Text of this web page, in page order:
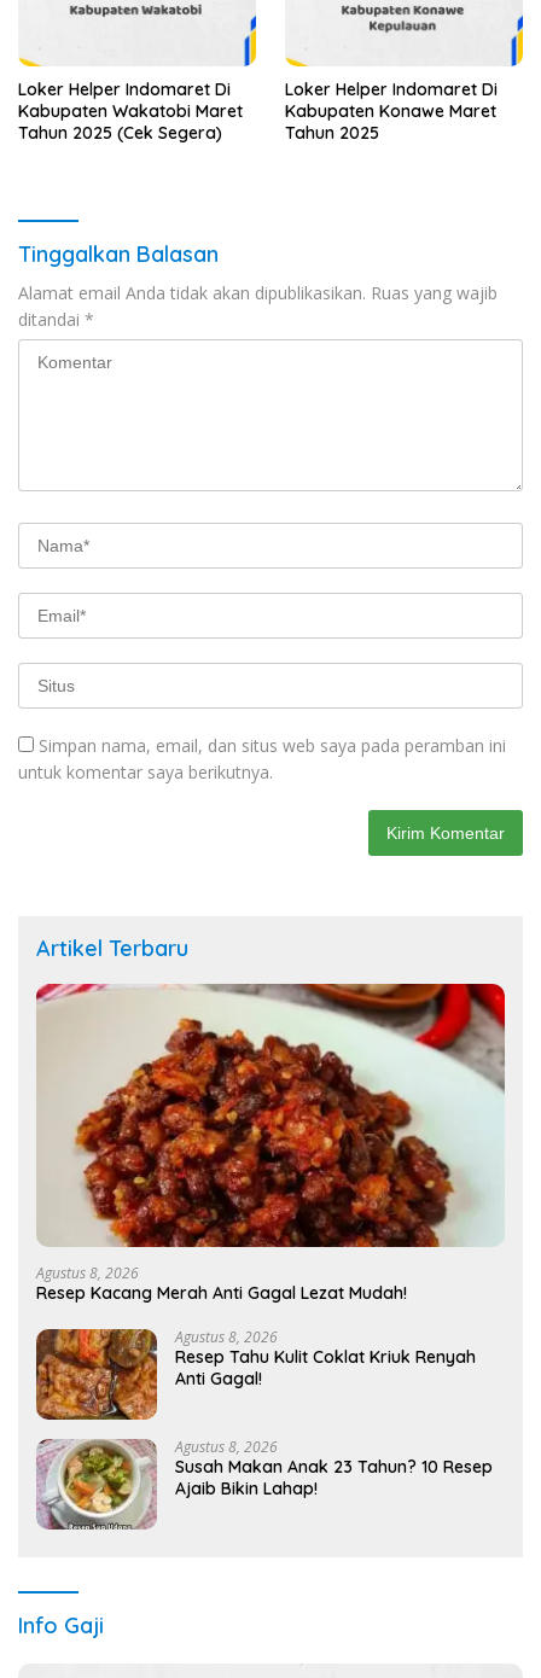
Loker Helper Indomaret Di
Kabupaten Wakatobi Maret
Tahun 2025 (Cek Segera)
Loker Helper Indomaret Di
Kabupaten Konawe Maret
Tahun 2025
Tinggalkan Balasan
Alamat email Anda tidak akan dipublikasikan. Ruas yang wajib
ditandai *
Simpan nama, email, dan situs web saya pada peramban ini
untuk komentar saya berikutnya.
Artikel Terbaru
Agustus 8, 2026
Resep Kacang Merah Anti Gagal Lezat Mudah!
Agustus 8, 2026
Resep Tahu Kulit Coklat Kriuk Renyah
Anti Gagal!
Agustus 8, 2026
Susah Makan Anak 23 Tahun? 10 Resep
Ajaib Bikin Lahap!
Info Gaji